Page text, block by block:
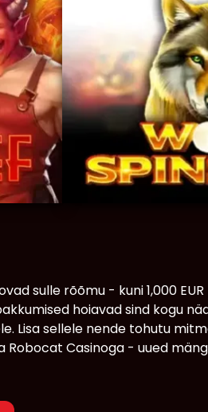
sulle rõõmu - kuni 1,000
hoiavad sind kogu
Lisa sellele nende tohutu
Robocat Casinoga - uued